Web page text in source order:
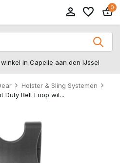
0
in Capelle aan den IJssel
Holster & Sling Systemen
Duty Belt Loop wit...